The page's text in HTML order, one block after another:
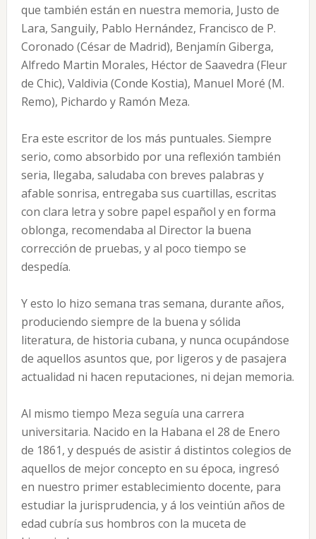
que también están en nuestra memoria, Justo de
Lara, Sanguily, Pablo Hernández, Francisco de P.
Coronado (César de Madrid), Benjamín Giberga,
Alfredo Martin Morales, Héctor de Saavedra (Fleur
de Chic), Valdivia (Conde Kostia), Manuel Moré (M.
Remo), Pichardo y Ramón Meza.
Era este escritor de los más puntuales. Siempre
serio, como absorbido por una reflexión también
seria, llegaba, saludaba con breves palabras y
afable sonrisa, entregaba sus cuartillas, escritas
con clara letra y sobre papel español y en forma
oblonga, recomendaba al Director la buena
corrección de pruebas, y al poco tiempo se
despedía.
Y esto lo hizo semana tras semana, durante años,
produciendo siempre de la buena y sólida
literatura, de historia cubana, y nunca ocupándose
de aquellos asuntos que, por ligeros y de pasajera
actualidad ni hacen reputaciones, ni dejan memoria.
Al mismo tiempo Meza seguía una carrera
universitaria. Nacido en la Habana el 28 de Enero
de 1861, y después de asistir á distintos colegios de
aquellos de mejor concepto en su época, ingresó
en nuestro primer establecimiento docente, para
estudiar la jurisprudencia, y á los veintiún años de
edad cubría sus hombros con la muceta de